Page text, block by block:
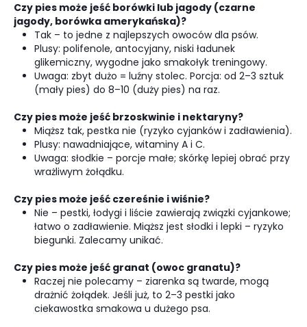
Czy pies może jeść borówki lub jagody (czarne
jagody, borówka amerykańska)?
Tak – to jedne z najlepszych owoców dla psów.
Plusy: polifenole, antocyjany, niski ładunek
glikemiczny, wygodne jako smakołyk treningowy.
Uwaga: zbyt dużo = luźny stolec. Porcja: od 2–3 sztuk
(mały pies) do 8–10 (duży pies) na raz.
Czy pies może jeść brzoskwinie i nektaryny?
Miąższ tak, pestka nie (ryzyko cyjanków i zadławienia).
Plusy: nawadniające, witaminy A i C.
Uwaga: słodkie – porcje małe; skórkę lepiej obrać przy
wrażliwym żołądku.
Czy pies może jeść czereśnie i wiśnie?
Nie – pestki, łodygi i liście zawierają związki cyjankowe;
łatwo o zadławienie. Miąższ jest słodki i lepki – ryzyko
biegunki. Zalecamy unikać.
Czy pies może jeść granat (owoc granatu)?
Raczej nie polecamy – ziarenka są twarde, mogą
drażnić żołądek. Jeśli już, to 2–3 pestki jako
ciekawostka smakowa u dużego psa.